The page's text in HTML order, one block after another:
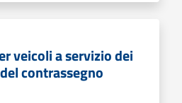
veicoli a servizio dei
contrassegno